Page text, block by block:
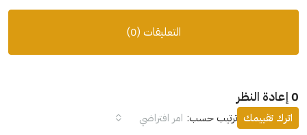
التعليقات (0)
0 إعادة النظر
ترتيب حسب: امر افتراضي اترك تقييمك